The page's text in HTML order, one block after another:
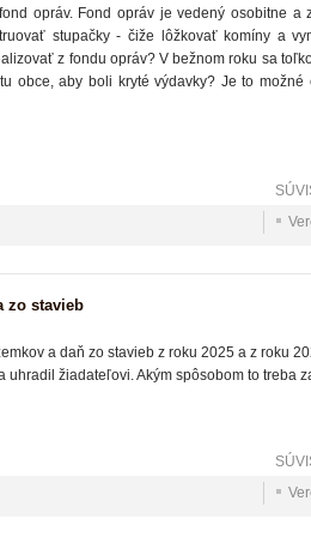
opráv. Fond opráv je vedený osobitne a
stupačky - čiže lôžkovať komíny a
z fondu opráv? V bežnom roku sa
obce, aby boli kryté výdavky? Je to
zo stavieb
a daň zo stavieb z roku 2025 a z roku
žiadateľovi. Akým spôsobom to treba